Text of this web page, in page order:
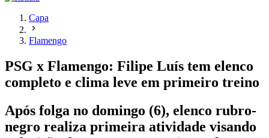
Capa
Flamengo
PSG x Flamengo: Filipe Luís tem elenco
completo e clima leve em primeiro treino
Após folga no domingo (6), elenco rubro-
negro realiza primeira atividade visando